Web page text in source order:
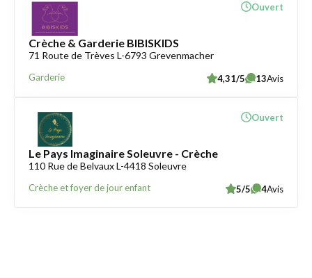
Crèche & Garderie BIBISKIDS
71 Route de Trèves L-6793 Grevenmacher
Garderie
Ouvert
4,31/5 13Avis
Le Pays Imaginaire Soleuvre - Crèche
110 Rue de Belvaux L-4418 Soleuvre
Crèche et foyer de jour enfant
Ouvert
5/5 4Avis